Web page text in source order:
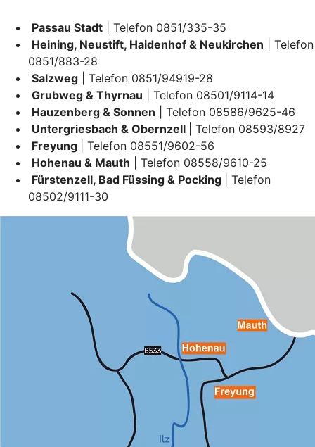
Passau Stadt | Telefon 0851/335-35
Heining, Neustift, Haidenhof & Neukirchen | Telefon
0851/883-28
Salzweg | Telefon 0851/94919-28
Grubweg & Thyrnau | Telefon 08501/9114-14
Hauzenberg & Sonnen | Telefon 08586/9625-46
Untergriesbach & Obernzell
| Telefon 08593/8927
Freyung
| Telefon 08551/9602-56
Hohenau & Mauth | Telefon 08558/9610-25
Fürstenzell, Bad Füssing & Pocking
| Telefon
08502/9111-30